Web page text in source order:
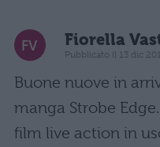
Fiorella
Pubblicato il 13 dic
Buone nuove in
manga Strobe
film live action in